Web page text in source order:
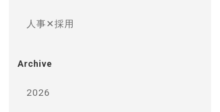
人事✕採用
Archive
2026